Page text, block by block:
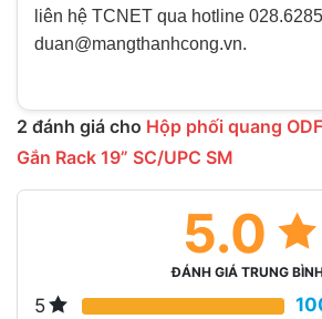
liên hệ TCNET qua hotline
duan@mangthanhcong.vn.
2 đánh giá cho Hộp phối quang
Gắn Rack 19” SC/UPC SM
5.0
ĐÁNH GIÁ TRUNG
5